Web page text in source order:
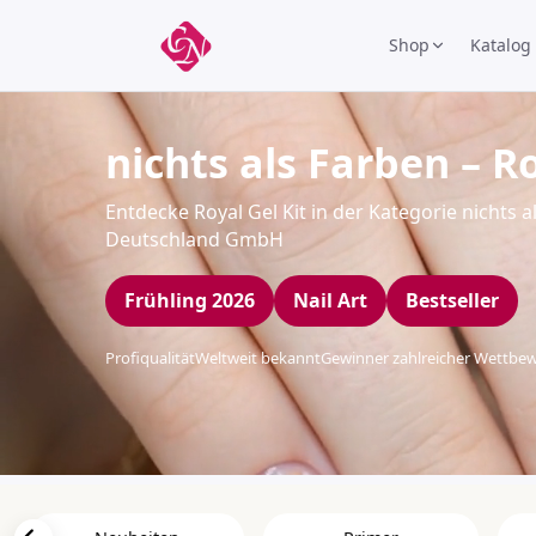
Shop Katalog
nichts als Farben –
Entdecke Royal Gel Kit in der Kategorie nichts
Deutschland GmbH
Frühling 2026 Nail Art Bestseller
ProfiqualitätWeltweit bekanntGewinner zahlreicher